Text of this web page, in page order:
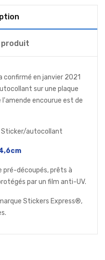
produit
confirmé en janvier 2021
sur une plaque
encourue est de
autocollant
pré-découpés, prêts à
par un film anti-UV.
Stickers Express®,